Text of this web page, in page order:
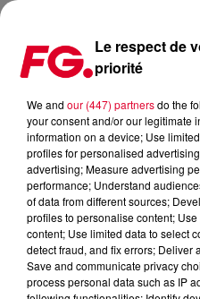
POUR MY HEAD & MY HEART, AVA
Publié : 2 décembre 2020 à
Le respect de
priorité
We and our (447) partnersdo the
your consent and/or our legitimate
information on a device; Use
profiles for personalised
advertising; Measure advertising
performance; Understand
of data from different sources;
profiles to personalise content;
content; Use limited data to select
detect fraud, and fix errors; Deliver
Save and communicate privacy
process personal data such as IP